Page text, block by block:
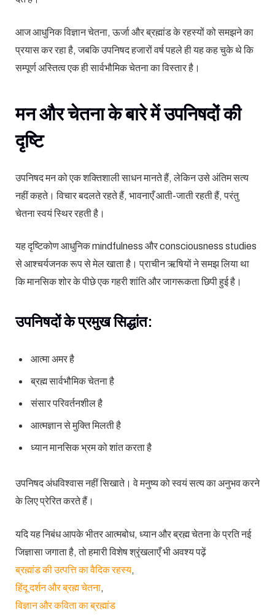
आज आधुनिक विज्ञान चेतना, ऊर्जा और ब्रह्मांड के रहस्यों को समझने का
प्रयास कर रहा है, जबकि उपनिषद हजारों वर्ष पहले ही यह कह चुके थे कि
सम्पूर्ण अस्तित्व एक ही सार्वभौमिक चेतना का विस्तार है।
मन और चेतना के बारे में उपनिषदों की
दृष्टि
उपनिषद मन को एक शक्तिशाली साधन मानते हैं, लेकिन उसे अंतिम सत्य
नहीं कहते। विचार बदलते रहते हैं, भावनाएँ आती-जाती रहती हैं, परंतु
चेतना स्वयं स्थिर रहती है।
यह दृष्टिकोण आधुनिक mindfulness और consciousness studies
से आश्चर्यजनक रूप से मेल खाता है। प्राचीन ऋषियों ने समझ लिया था
कि मानसिक शोर के पीछे एक गहरी शांति और जागरूकता छिपी हुई है।
उपनिषदों के प्रमुख सिद्धांत:
आत्मा अमर है
ब्रह्म सार्वभौमिक चेतना है
संसार परिवर्तनशील है
आत्मज्ञान से मुक्ति मिलती है
ध्यान मानसिक भ्रम को शांत करता है
उपनिषद अंधविश्वास नहीं सिखाते। वे मनुष्य को स्वयं सत्य का अनुभव करने
के लिए प्रेरित करते हैं।
यदि यह निबंध आपके भीतर आत्मबोध, ध्यान और ब्रह्म चेतना के प्रति नई
जिज्ञासा जगाता है, तो हमारी विशेष श्रृंखलाएँ भी अवश्य पढ़ें
ब्रह्मांड की उत्पत्ति का वैदिक रहस्य,
हिंदू दर्शन और ब्रह्म चेतना,
विज्ञान और कविता का ब्रह्मांड